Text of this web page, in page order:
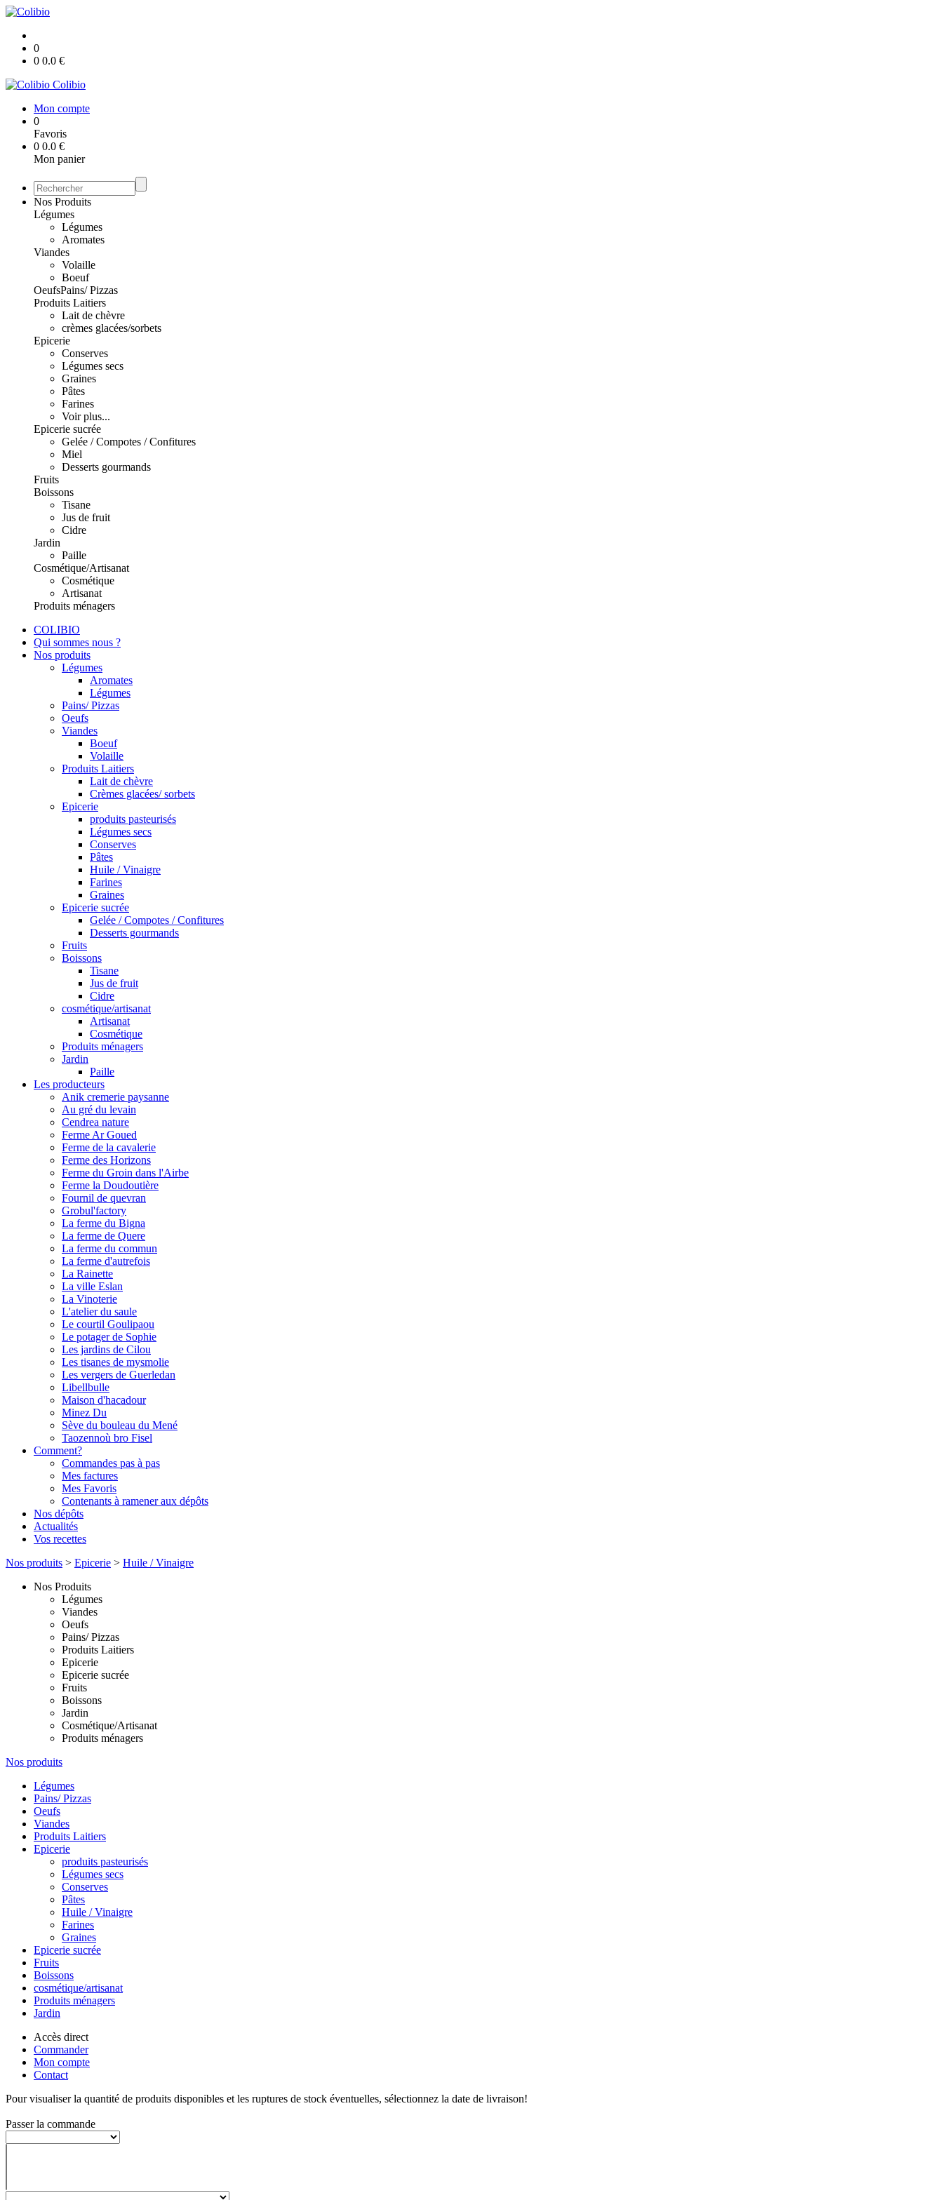
0
0 0.0 €
Colibio
Mon compte
0
Favoris
0 0.0 €
Mon panier
Nos Produits
Légumes
Légumes
Aromates
Viandes
Volaille
Boeuf
OeufsPains/ Pizzas
Produits Laitiers
Lait de chèvre
crèmes glacées/sorbets
Epicerie
Conserves
Légumes secs
Graines
Pâtes
Farines
Voir plus...
Epicerie sucrée
Gelée / Compotes / Confitures
Miel
Desserts gourmands
Fruits
Boissons
Tisane
Jus de fruit
Cidre
Jardin
Paille
Cosmétique/Artisanat
Cosmétique
Artisanat
Produits ménagers
COLIBIO
Qui sommes nous ?
Nos produits
Légumes
Aromates
Légumes
Pains/ Pizzas
Oeufs
Viandes
Boeuf
Volaille
Produits Laitiers
Lait de chèvre
Crèmes glacées/ sorbets
Epicerie
produits pasteurisés
Légumes secs
Conserves
Pâtes
Huile / Vinaigre
Farines
Graines
Epicerie sucrée
Gelée / Compotes / Confitures
Desserts gourmands
Fruits
Boissons
Tisane
Jus de fruit
Cidre
cosmétique/artisanat
Artisanat
Cosmétique
Produits ménagers
Jardin
Paille
Les producteurs
Anik cremerie paysanne
Au gré du levain
Cendrea nature
Ferme Ar Goued
Ferme de la cavalerie
Ferme des Horizons
Ferme du Groin dans l'Airbe
Ferme la Doudoutière
Fournil de quevran
Grobul'factory
La ferme du Bigna
La ferme de Quere
La ferme du commun
La ferme d'autrefois
La Rainette
La ville Eslan
La Vinoterie
L'atelier du saule
Le courtil Goulipaou
Le potager de Sophie
Les jardins de Cilou
Les tisanes de mysmolie
Les vergers de Guerledan
Libellbulle
Maison d'hacadour
Minez Du
Sève du bouleau du Mené
Taozennoù bro Fisel
Comment?
Commandes pas à pas
Mes factures
Mes Favoris
Contenants à ramener aux dépôts
Nos dépôts
Actualités
Vos recettes
Nos produits > Epicerie > Huile / Vinaigre
Nos Produits
Légumes
Viandes
Oeufs
Pains/ Pizzas
Produits Laitiers
Epicerie
Epicerie sucrée
Fruits
Boissons
Jardin
Cosmétique/Artisanat
Produits ménagers
Nos produits
Légumes
Pains/ Pizzas
Oeufs
Viandes
Produits Laitiers
Epicerie
produits pasteurisés
Légumes secs
Conserves
Pâtes
Huile / Vinaigre
Farines
Graines
Epicerie sucrée
Fruits
Boissons
cosmétique/artisanat
Produits ménagers
Jardin
Accès direct
Commander
Mon compte
Contact
Pour visualiser la quantité de produits disponibles et les ruptures de stock éventuelles, sélectionnez la date de livraison!
Passer la commande